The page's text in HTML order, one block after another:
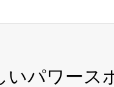
いパワース